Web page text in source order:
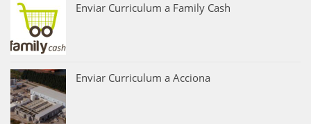
Enviar Curriculum a Family Cash
Enviar Curriculum a Acciona